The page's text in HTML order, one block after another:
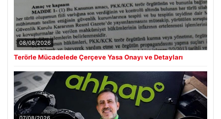
08/08/2026
Terörle Mücadelede Çerçeve Yasa Onayı ve Detayları